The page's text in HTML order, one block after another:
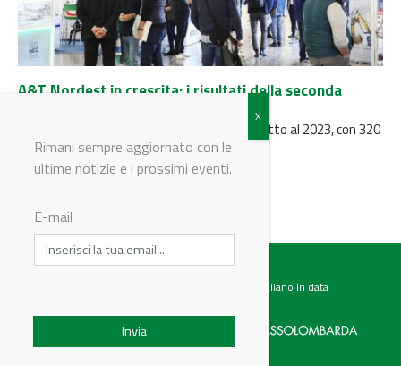
A&T Nordest in crescita: i risultati della seconda
Un numero di stand in crescita del 20% rispetto al 2023, con 320
espositori, e il 10% di visitatori in...
Testata giornalistica registrata presso il Tribunale di Milano in data
Rimani sempre aggiornato con le
ultime notizie e i prossimi eventi.
E-mail